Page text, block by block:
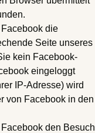
die
Seite unseres
kein Facebook-
eingeloggt
IP-Adresse) wird
von Facebook in den
den Besuch